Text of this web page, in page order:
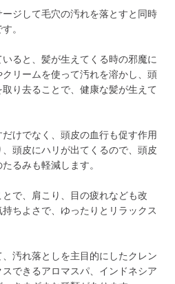
ジして毛穴の汚れを落とすと同時
。
ると、髪が生えてくる時の邪魔に
リームを使って汚れを溶かし、頭
り去ることで、健康な髪が生えて
けでなく、頭皮の血行も促す作用
頭皮にハリが出てくるので、頭皮
るみも軽減します。
で、肩こり、目の疲れなども改
ちよさで、ゆったりとリラックス
汚れ落としを主目的にしたクレン
できるアロマスパ、インドネシア